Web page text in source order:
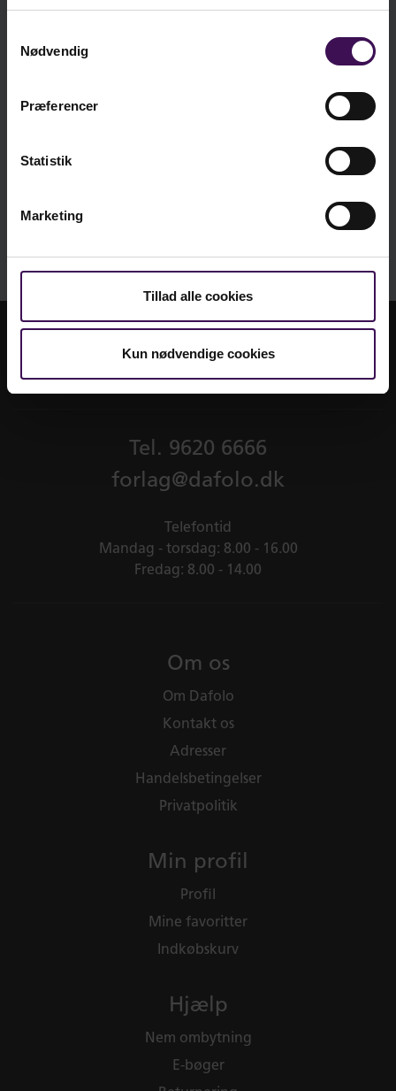
Nødvendig
Præferencer
Statistik
Marketing
Tillad alle cookies
Kun nødvendige cookies
Om os
Om Dafolo
Kontakt os
Adresser
Handelsbetingelser
Privatpolitik
Min profil
Profil
Mine favoritter
Indkøbskurv
Hjælp
Nem ombytning
E-bøger
Tel. 9620 6666
forlag@dafolo.dk
Telefontid
Mandag - torsdag: 8.00 - 16.00
Fredag: 8.00 - 14.00